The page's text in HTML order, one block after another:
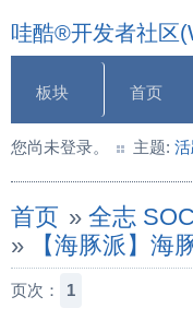
哇酷®开发者社区
板块 首页
您尚未登录。 主题:
首页 » 全志 SOC
»
【海豚派】海
页次： 1